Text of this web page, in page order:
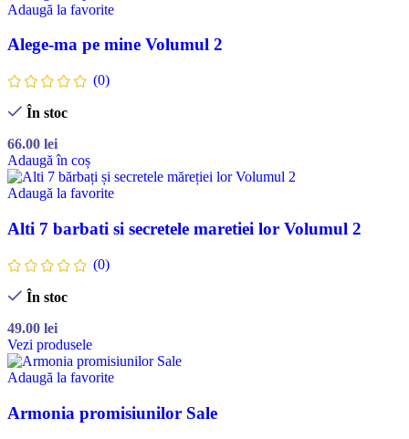
Adaugă la favorite
Alege-ma pe mine Volumul 2
(0)
În stoc
66.00 lei
Adaugă în coș
Adaugă la favorite
Alti 7 barbati si secretele maretiei lor Volumul 2
(0)
În stoc
49.00 lei
Vezi produsele
Adaugă la favorite
Armonia promisiunilor Sale